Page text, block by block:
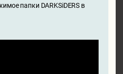
папки DARKSiDERS в